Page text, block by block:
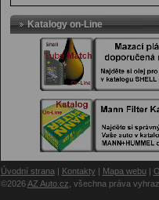
Katalogy on-Line
Úvodní strana | Kontakty | Mapa webu|
©2026AZ Auto.cz , všechna práva